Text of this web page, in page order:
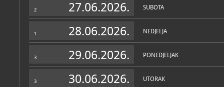
2 27.06.2026. SUBOTA
1 28.06.2026. NEDJELJA
3 29.06.2026. PONEDJELJAK
3 30.06.2026. UTORAK